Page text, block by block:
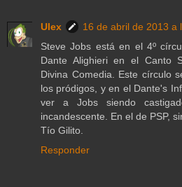
Ulex
16 de abril de 2013 a
Steve Jobs está en el 4º
Dante Alighieri en el Canto
Divina Comedia. Este círculo
los pródigos, y en el Dante's
ver a Jobs siendo
incandescente. En el de PSP,
Tío Gilito.
Responder